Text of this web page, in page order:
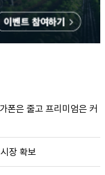
폰은 줄고 프리미엄은 커
장 확보